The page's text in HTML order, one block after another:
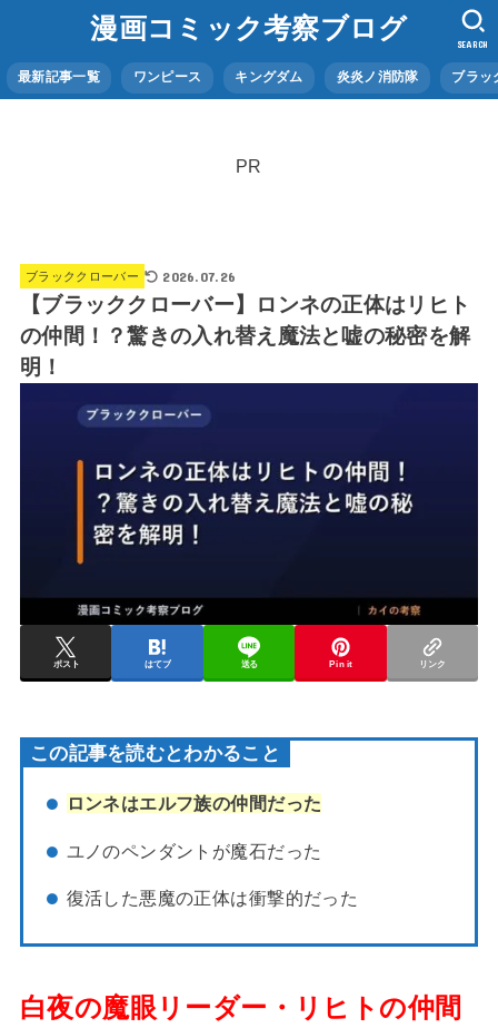
漫画コミック考察ブログ
最新記事一覧 ワンピース キングダム 炎炎ノ消防隊 ブラッ
SEARCH
PR
ブラッククローバー 2026.07.26
【ブラッククローバー】ロンネの正体はリヒト
の仲間！？驚きの入れ替え魔法と嘘の秘密を解
明！
ポスト はてブ 送る Pin it リンク
この記事を読むとわかること
ロンネはエルフ族の仲間だった
ユノのペンダントが魔石だった
復活した悪魔の正体は衝撃的だった
白夜の魔眼リーダー・リヒトの仲間